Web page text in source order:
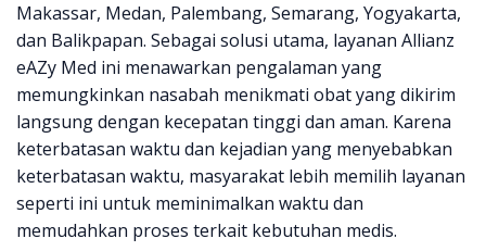
Makassar, Medan, Palembang, Semarang, Yogyakarta,
dan Balikpapan. Sebagai solusi utama, layanan Allianz
eAZy Med ini menawarkan pengalaman yang
memungkinkan nasabah menikmati obat yang dikirim
langsung dengan kecepatan tinggi dan aman. Karena
keterbatasan waktu dan kejadian yang menyebabkan
keterbatasan waktu, masyarakat lebih memilih layanan
seperti ini untuk meminimalkan waktu dan
memudahkan proses terkait kebutuhan medis.